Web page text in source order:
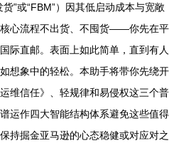
”或“FBM”）因其低启动成本与宽敞
心流程不出货、不囤货——你先在平
际直邮。表面上如此简单，直到有人
想象中的轻松。本助手将带你先绕开
维信任》、轻规律和易侵权这三个普
运作四大智能结构体系避免这些值得
持掘金亚马逊的心态稳健或对应对之